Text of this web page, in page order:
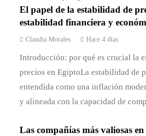
El papel de la estabilidad de
estabilidad financiera y
Claudia Morales Hace 4 días
Introducción: por qué es crucial la
precios en EgiptoLa estabilidad de
entendida como una inflación
y alineada con la capacidad de
Las compañías más valiosas